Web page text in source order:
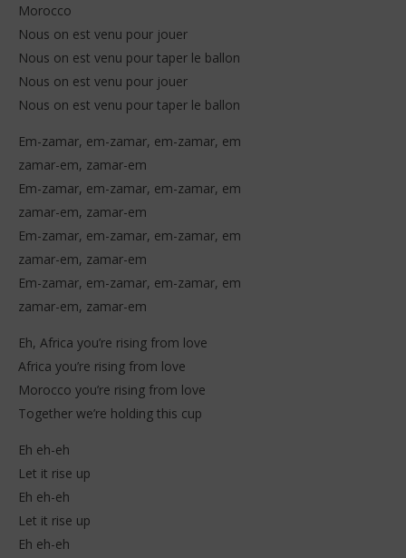
Morocco
Nous on est venu pour jouer
Nous on est venu pour taper le ballon
Nous on est venu pour jouer
Nous on est venu pour taper le ballon
Em-zamar, em-zamar, em-zamar, em
zamar-em, zamar-em
Em-zamar, em-zamar, em-zamar, em
zamar-em, zamar-em
Em-zamar, em-zamar, em-zamar, em
zamar-em, zamar-em
Em-zamar, em-zamar, em-zamar, em
zamar-em, zamar-em
Eh, Africa you’re rising from love
Africa you’re rising from love
Morocco you’re rising from love
Together we’re holding this cup
Eh eh-eh
Let it rise up
Eh eh-eh
Let it rise up
Eh eh-eh